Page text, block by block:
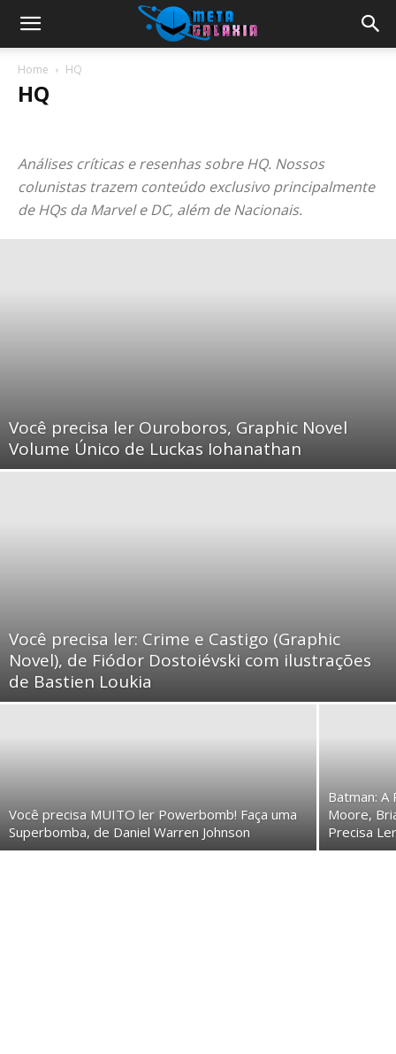
Home HQ
HQ
Análises críticas e resenhas sobre HQ. Nossos
colunistas trazem conteúdo exclusivo principalmente
de HQs da Marvel e DC, além de Nacionais.
Você precisa ler Ouroboros, Graphic Novel
Volume Único de Luckas Iohanathan
Você precisa ler: Crime e Castigo (Graphic
Novel), de Fiódor Dostoiévski com ilustrações
de Bastien Loukia
Você precisa MUITO ler Powerbomb! Faça uma
Superbomba, de Daniel Warren Johnson
Batman:
Moore,
Precisa